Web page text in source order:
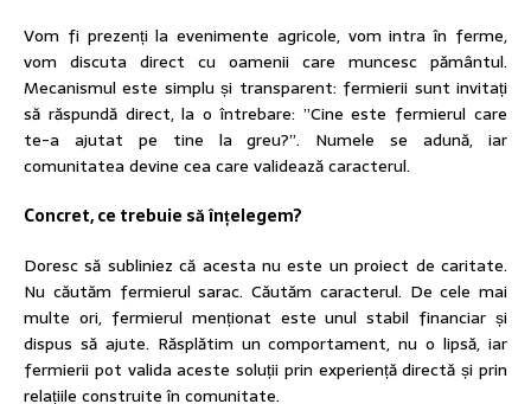
Vom fi prezenți la evenimente agricole, vom intra în ferme,
vom discuta direct cu oamenii care muncesc pământul.
Mecanismul este simplu și transparent: fermierii sunt invitați
să răspundă direct, la o întrebare: ”Cine este fermierul care
te-a ajutat pe tine la greu?”. Numele se adună, iar
comunitatea devine cea care validează caracterul.
Concret, ce trebuie să înțelegem?
Doresc să subliniez că acesta nu este un proiect de caritate.
Nu căutăm fermierul sarac. Căutăm caracterul. De cele mai
multe ori, fermierul menționat este unul stabil financiar și
dispus să ajute. Răsplătim un comportament, nu o lipsă, iar
fermierii pot valida aceste soluții prin experiență directă și prin
relațiile construite în comunitate.